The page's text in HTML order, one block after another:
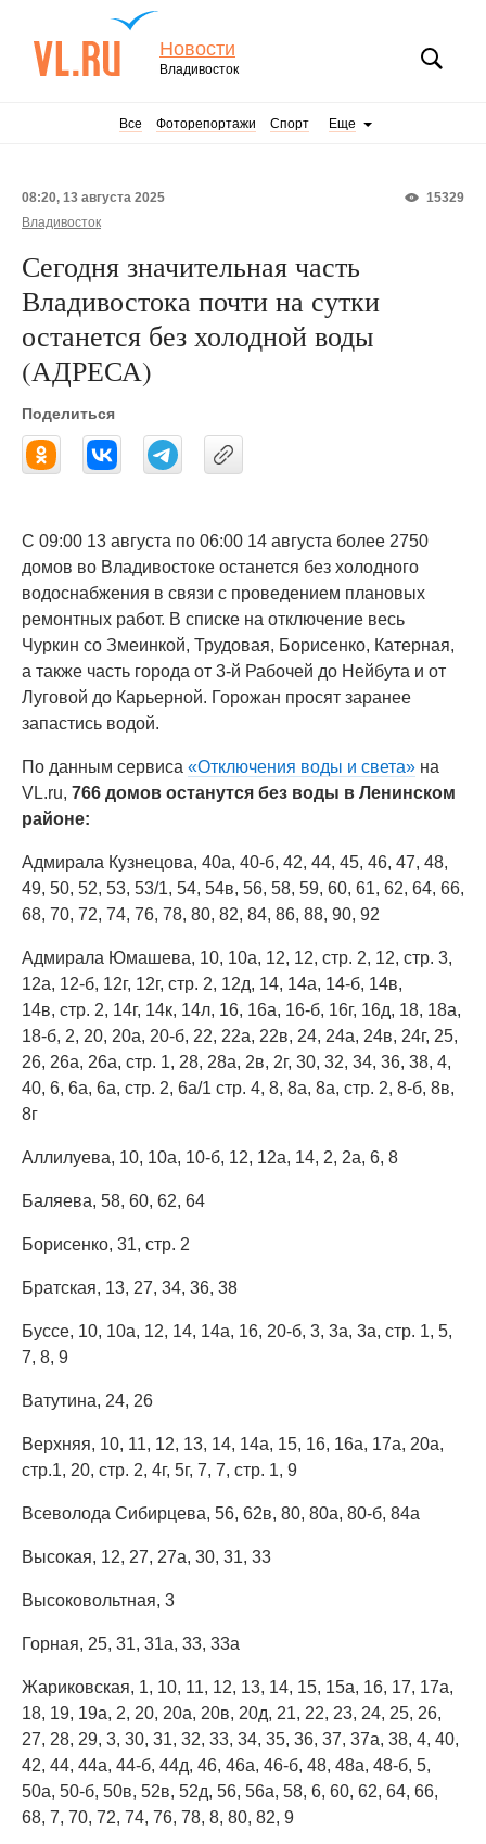
Новости
Владивосток
Все Фоторепортажи Спорт Еще
15329
08:20, 13 августа 2025
Владивосток
Сегодня значительная часть
Владивостока почти на сутки
останется без холодной воды
(АДРЕСА)
Поделиться
С 09:00 13 августа по 06:00 14 августа более 2750
домов во Владивостоке останется без холодного
водоснабжения в связи с проведением плановых
ремонтных работ. В списке на отключение весь
Чуркин со Змеинкой, Трудовая, Борисенко, Катерная,
а также часть города от 3-й Рабочей до Нейбута и от
Луговой до Карьерной. Горожан просят заранее
запастись водой.
По данным сервиса «Отключения воды и света» на
VL.ru, 766 домов останутся без воды в Ленинском
районе:
Адмирала Кузнецова, 40а, 40-б, 42, 44, 45, 46, 47, 48,
49, 50, 52, 53, 53/1, 54, 54в, 56, 58, 59, 60, 61, 62, 64, 66,
68, 70, 72, 74, 76, 78, 80, 82, 84, 86, 88, 90, 92
Адмирала Юмашева, 10, 10а, 12, 12, стр. 2, 12, стр. 3,
12а, 12-б, 12г, 12г, стр. 2, 12д, 14, 14а, 14-б, 14в,
14в, стр. 2, 14г, 14к, 14л, 16, 16а, 16-б, 16г, 16д, 18, 18а,
18-б, 2, 20, 20а, 20-б, 22, 22а, 22в, 24, 24а, 24в, 24г, 25,
26, 26а, 26а, стр. 1, 28, 28а, 2в, 2г, 30, 32, 34, 36, 38, 4,
40, 6, 6а, 6а, стр. 2, 6а/1 стр. 4, 8, 8а, 8а, стр. 2, 8-б, 8в,
8г
Аллилуева, 10, 10а, 10-б, 12, 12а, 14, 2, 2а, 6, 8
Баляева, 58, 60, 62, 64
Борисенко, 31, стр. 2
Братская, 13, 27, 34, 36, 38
Буссе, 10, 10а, 12, 14, 14а, 16, 20-б, 3, 3а, 3а, стр. 1, 5,
7, 8, 9
Ватутина, 24, 26
Верхняя, 10, 11, 12, 13, 14, 14а, 15, 16, 16а, 17а, 20а,
стр.1, 20, стр. 2, 4г, 5г, 7, 7, стр. 1, 9
Всеволода Сибирцева, 56, 62в, 80, 80а, 80-б, 84а
Высокая, 12, 27, 27а, 30, 31, 33
Высоковольтная, 3
Горная, 25, 31, 31а, 33, 33а
Жариковская, 1, 10, 11, 12, 13, 14, 15, 15а, 16, 17, 17а,
18, 19, 19а, 2, 20, 20а, 20в, 20д, 21, 22, 23, 24, 25, 26,
27, 28, 29, 3, 30, 31, 32, 33, 34, 35, 36, 37, 37а, 38, 4, 40,
42, 44, 44а, 44-б, 44д, 46, 46а, 46-б, 48, 48а, 48-б, 5,
50а, 50-б, 50в, 52в, 52д, 56, 56а, 58, 6, 60, 62, 64, 66,
68, 7, 70, 72, 74, 76, 78, 8, 80, 82, 9